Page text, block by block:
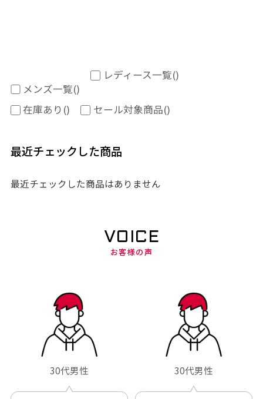
メンズ一覧()
レディース一覧()
在庫あり () セール対象商品()
最近チェックした商品
最近チェックした商品はありません
VOICE
お客様の声
30代男性 30代男性